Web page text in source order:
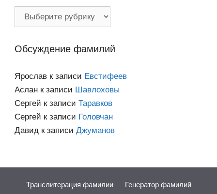
Фамилии
Обсуждение фамилий
Ярослав к записи Евстифеев
Аслан к записи Шавлоховы
Сергей к записи Таравков
Сергей к записи Головчан
Давид к записи Джуманов
Транслитерация фамилии Генератор фамилий